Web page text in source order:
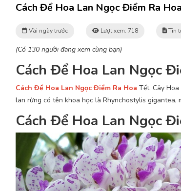
Cách Để Hoa Lan Ngọc Điểm Ra
Vài ngày trước Lượt xem: 718 Tin
(Có 130 người đang xem cùng bạn)
Cách Để Hoa Lan Ngọc
Cách Để Hoa Lan Ngọc Điểm Ra Hoa Tết. Cây
lan rừng có tên khoa học là Rhynchostylis gigantea,
Cách Để Hoa Lan Ngọc